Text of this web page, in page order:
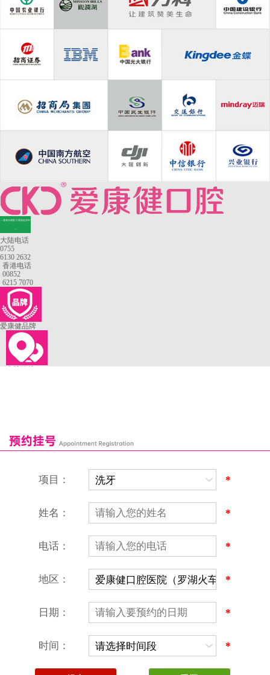
—香港长者医疗券指定牙科
大陆电话
0755
6130 2632
香港电话
00852
6215 7070
爱康健品牌
恒乐口腔诊所
富港口腔诊所
营业时间：9:00-18:00
（节假日照常上班）
微信线上预约：aikangjian1995
微信小程序：爱康健齿科
本网站信息仅供参考，不作为诊疗及医疗根据
项目： *
姓名： *
电话： *
地区： *
日期： *
时间： *